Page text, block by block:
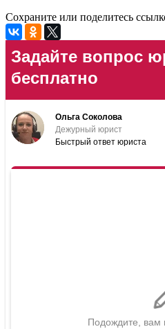
Сохраните или поделитесь